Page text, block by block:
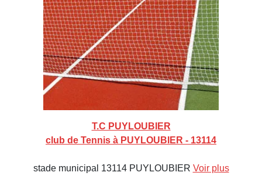
T.C PUYLOUBIER
club de Tennis à PUYLOUBIER - 13114
stade municipal 13114 PUYLOUBIER Voir plus